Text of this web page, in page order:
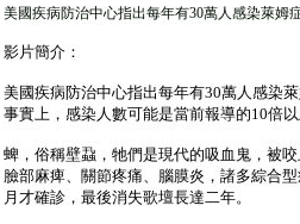
美國疾病防治中心指出每年有30萬人感染萊姆
影片簡介：
美國疾病防治中心指出每年有30萬人感染
事實上，感染人數可能是當前報導的10倍
蜱，俗稱壁蝨，牠們是現代的吸血鬼，被
臉部麻痺、關節疼痛、腦膜炎，諸多綜合
月才確診，最後消失歌壇長達二年。